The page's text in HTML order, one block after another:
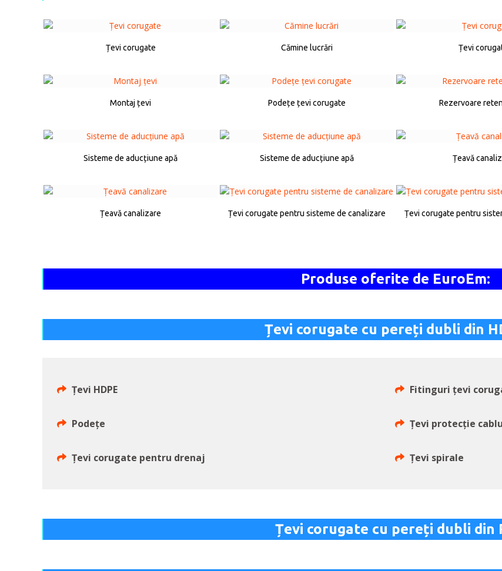
Țevi corugate Cămine lucrări Țevi
Montaj țevi Podețe țevi corugate Rezervoare
Sisteme de aducțiune apă Sisteme de aducțiune apă Țeavă
Țeavă canalizare Țevi corugate pentru sisteme de canalizare Țevi corugate pentru
Produse oferite de EuroEm:
Țevi corugate cu pereți dubli din
Țevi HDPE Fitinguri țevi
Podețe Țevi protecție
Țevi corugate pentru drenaj Țevi spirale
Țevi corugate cu pereți dubli din